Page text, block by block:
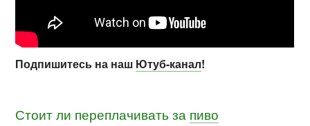
Подпишитесь на наш Ютуб-канал!
Стоит ли переплачивать за пиво